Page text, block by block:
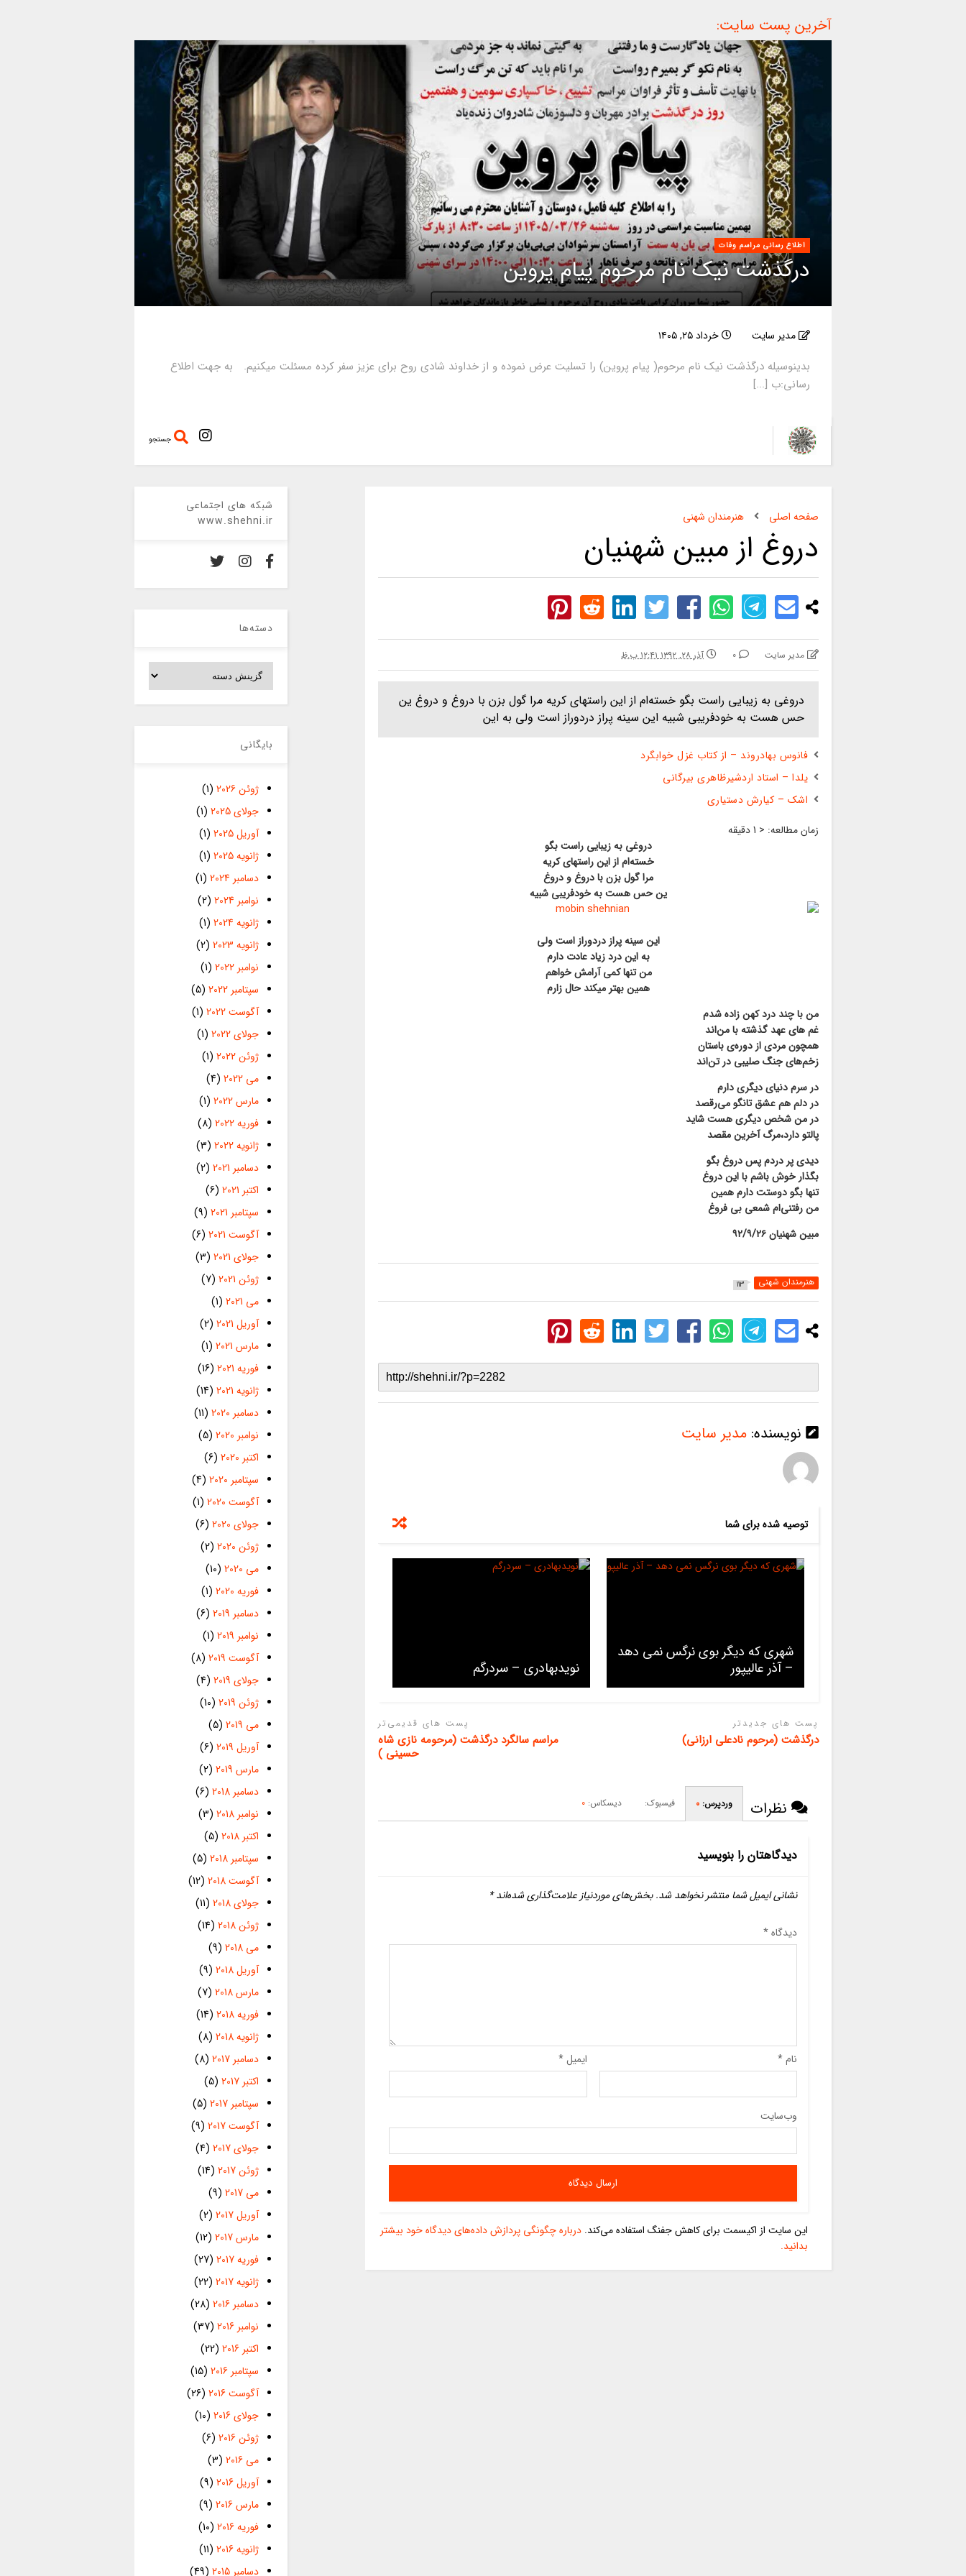
آخرین پست سایت:
اطلاع رسانی مراسم وفات
درگذشت نیک نام مرحوم پیام پروین
مدیر سایت خرداد ۲۵, ۱۴۰۵
بدینوسیله درگذشت نیک نام مرحوم( پیام پروین) را تسلیت عرض نموده و از خداوند شادی روح برای عزیز سفر کرده مسئلت میکنیم. به جهت اطلاع
رسانی:ب [...]
جستجو
صفحه اصلی هنرمندان شهنی
دروغ از مبین شهنیان
مدیر سایت 0 آذر ۲۸, ۱۳۹۲ ۱۲:۴۱ ب.ظ
دروغی به زیبایی راست بگو خسته‌ام از این راستهای کریه مرا گول بزن با دروغ و دروغ ین
حس هست به خودفریبی شبیه این سینه پراز دردوراز است ولی به این
فانوس بهادروند – از کتاب غزل خوابگرد
یلدا – استاد اردشیرظاهری بیرگانی
اشک – کیارش دستیاری
زمان مطالعه: < 1 دقیقه
دروغی به زیبایی راست بگو
خسته‌ام از این راستهای کریه
مرا گول بزن با دروغ و دروغ
ین حس هست به خودفریبی شبیه
این سینه پراز دردوراز است ولی
به این درد زیاد عادت دارم
من تنها کمی آرامش خواهم
همین بهتر میکند حال زارم
من با چند درد کهن زاده شدم
غم های عهد گذشته با من‌اند
همچون مردی از دوره‌ی باستان
زخم‌های جنگ صلیبی در تن‌اند
در سرم دنیای دیگری دارم
در دلم هم عشق تانگو می‌رقصد
در من شخص دیگری هست شاید
پالتو دارد،مرگ آخرین مقصد
دیدی پر دردم پس دروغ بگو
بگذار خوش باشم با این دروغ
تنها بگو دوستت دارم همین
من رفتنی‌ام شمعی بی فروغ
مبین شهنیان ۹۲/۹/۲۶
هنرمندان شهنی 113
نویسنده: مدیر سایت
توصیه شده برای شما
شهری که دیگر بوی نرگس نمی دهد
– آذر عالیپور
ﻧﻮﻳﺪﺑﻬﺎﺩﺭﻯ – سردرگم
پست های جدیدتر
درگذشت (مرحوم نادعلی ارزانی)
پست های قدیمی‌تر
مراسم سالگرد درگذشت (مرحومه نازی شاه
حسینی )
نظرات وردپرس: 0 فیسبوک: دیسکاس: 0
دیدگاهتان را بنویسید
نشانی ایمیل شما منتشر نخواهد شد. بخش‌های موردنیاز علامت‌گذاری شده‌اند*
دیدگاه*
نام* ایمیل*
وب‌سایت
این سایت از اکیسمت برای کاهش جفنگ استفاده می‌کند. درباره چگونگی پردازش داده‌های دیدگاه خود بیشتر
بدانید.
شبکه های اجتماعی
www.shehni.ir
دسته‌ها
دسته‌ها
بایگانی
ژوئن 2026
(1)
جولای 2025
(1)
آوریل 2025
(1)
ژانویه 2025
(1)
دسامبر 2024
(1)
نوامبر 2024
(2)
ژانویه 2024
(1)
ژانویه 2023
(2)
نوامبر 2022
(1)
سپتامبر 2022
(5)
آگوست 2022
(1)
جولای 2022
(1)
ژوئن 2022
(1)
می 2022
(4)
مارس 2022
(1)
فوریه 2022
(8)
ژانویه 2022
(3)
دسامبر 2021
(2)
اکتبر 2021
(6)
سپتامبر 2021
(9)
آگوست 2021
(6)
جولای 2021
(3)
ژوئن 2021
(7)
می 2021
(1)
آوریل 2021
(2)
مارس 2021
(1)
فوریه 2021
(16)
ژانویه 2021
(14)
دسامبر 2020
(11)
نوامبر 2020
(5)
اکتبر 2020
(6)
سپتامبر 2020
(4)
آگوست 2020
(1)
جولای 2020
(6)
ژوئن 2020
(2)
می 2020
(10)
فوریه 2020
(1)
دسامبر 2019
(6)
نوامبر 2019
(1)
آگوست 2019
(8)
جولای 2019
(4)
ژوئن 2019
(10)
می 2019
(5)
آوریل 2019
(6)
مارس 2019
(2)
دسامبر 2018
(6)
نوامبر 2018
(3)
اکتبر 2018
(5)
سپتامبر 2018
(5)
آگوست 2018
(12)
جولای 2018
(11)
ژوئن 2018
(14)
می 2018
(9)
آوریل 2018
(9)
مارس 2018
(7)
فوریه 2018
(14)
ژانویه 2018
(8)
دسامبر 2017
(8)
اکتبر 2017
(5)
سپتامبر 2017
(5)
آگوست 2017
(9)
جولای 2017
(4)
ژوئن 2017
(14)
می 2017
(9)
آوریل 2017
(2)
مارس 2017
(12)
فوریه 2017
(27)
ژانویه 2017
(22)
دسامبر 2016
(28)
نوامبر 2016
(37)
اکتبر 2016
(22)
سپتامبر 2016
(15)
آگوست 2016
(26)
جولای 2016
(10)
ژوئن 2016
(6)
می 2016
(3)
آوریل 2016
(9)
مارس 2016
(9)
فوریه 2016
(10)
ژانویه 2016
(11)
دسامبر 2015
(49)